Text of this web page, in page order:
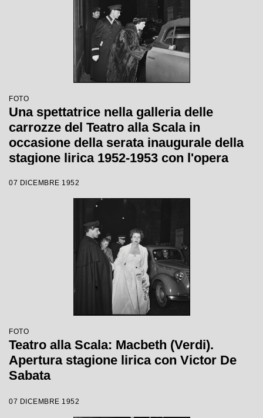
FOTO
Una spettatrice nella galleria delle
carrozze del Teatro alla Scala in
occasione della serata inaugurale della
stagione lirica 1952-1953 con l'opera
Victor de Sabata, con la regia di Carl
07 DICEMBRE 1952
FOTO
Teatro alla Scala: Macbeth (Verdi).
Apertura stagione lirica con Victor De
Sabata
07 DICEMBRE 1952